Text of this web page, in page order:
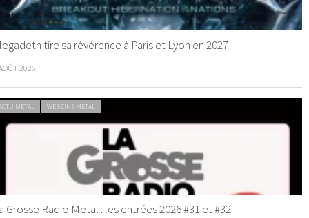
tire sa révérence à Paris et Lyon en 2027
2026
METAL WEBZINE METAL
Grosse Radio Metal : les entrées 2026 #31 et #32